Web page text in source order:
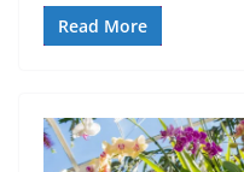
Read More